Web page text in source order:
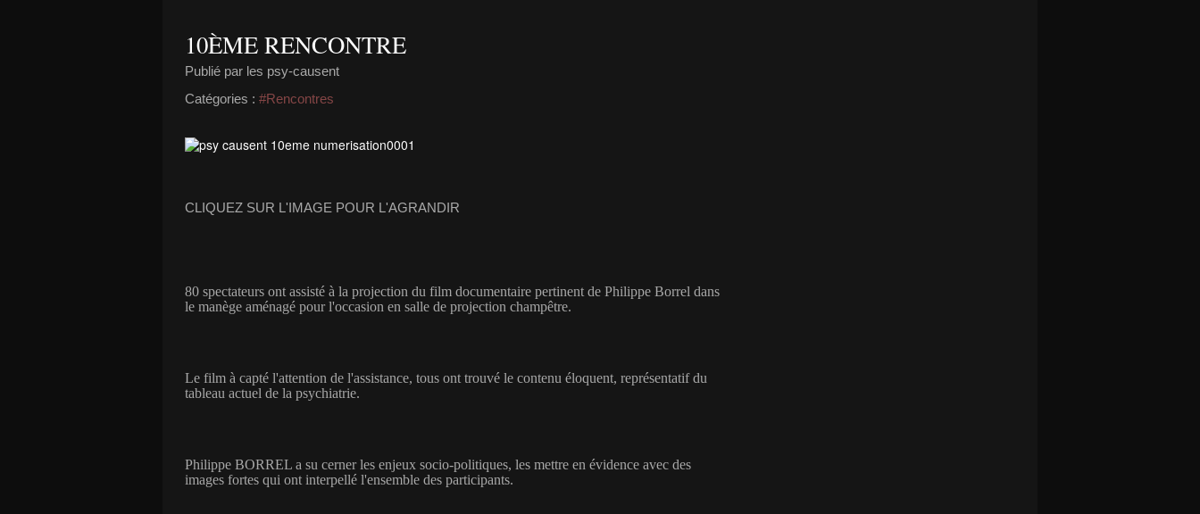
10ÈME RENCONTRE
Publié par les psy-causent
Catégories : #Rencontres
CLIQUEZ SUR L'IMAGE POUR L'AGRANDIR
80 spectateurs ont assisté à la projection du film documentaire pertinent de Philippe Borrel dans
le manège aménagé pour l'occasion en salle de projection champêtre.
Le film à capté l'attention de l'assistance, tous ont trouvé le contenu éloquent, représentatif du
tableau actuel de la psychiatrie.
Philippe BORREL a su cerner les enjeux socio-politiques, les mettre en évidence avec des
images fortes qui ont interpellé l'ensemble des participants.